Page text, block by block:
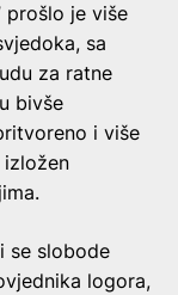
prošlo je više
sa
za ratne
bivše
i više
izložen
se slobode
logora,